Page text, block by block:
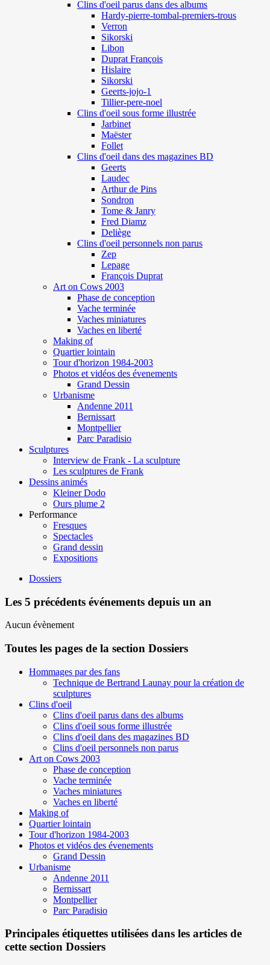
Clins d'oeil parus dans des albums
Hardy-pierre-tombal-premiers-trous
Verron
Sikorski
Libon
Duprat François
Hislaire
Sikorski
Geerts-jojo-1
Tillier-pere-noel
Clins d'oeil sous forme illustrée
Jarbinet
Maëster
Follet
Clins d'oeil dans des magazines BD
Geerts
Laudec
Arthur de Pins
Sondron
Tome & Janry
Fred Diamz
Deliège
Clins d'oeil personnels non parus
Zep
Lepage
François Duprat
Art on Cows 2003
Phase de conception
Vache terminée
Vaches miniatures
Vaches en liberté
Making of
Quartier lointain
Tour d'horizon 1984-2003
Photos et vidéos des évenements
Grand Dessin
Urbanisme
Andenne 2011
Bernissart
Montpellier
Parc Paradisio
Sculptures
Interview de Frank - La sculpture
Les sculptures de Frank
Dessins animés
Kleiner Dodo
Ours plume 2
Performance
Fresques
Spectacles
Grand dessin
Expositions
Dossiers
Les 5 précédents événements depuis un an
Aucun évènement
Toutes les pages de la section Dossiers
Hommages par des fans
Technique de Bertrand Launay pour la création de
sculptures
Clins d'oeil
Clins d'oeil parus dans des albums
Clins d'oeil sous forme illustrée
Clins d'oeil dans des magazines BD
Clins d'oeil personnels non parus
Art on Cows 2003
Phase de conception
Vache terminée
Vaches miniatures
Vaches en liberté
Making of
Quartier lointain
Tour d'horizon 1984-2003
Photos et vidéos des évenements
Grand Dessin
Urbanisme
Andenne 2011
Bernissart
Montpellier
Parc Paradisio
Principales étiquettes utilisées dans les articles de
cette section Dossiers